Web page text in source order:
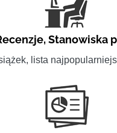
,Stanowiska
lista